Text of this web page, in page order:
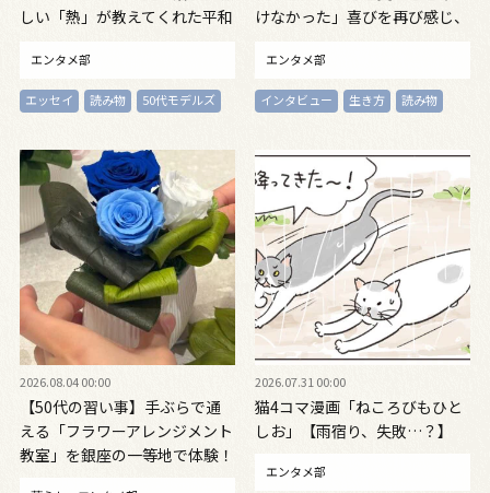
しい「熱」が教えてくれた平和
『やばっ！』～vol.47
エンタメ部
エッセイ 読み物 50代モデルズ
けなかった」喜びを再び感じ、
エンタメ部
インタビュー 生き方 読み物
2026.08.04 00:00
【50代の習い事】手ぶらで通
える「フラワーアレンジメント
教室」を銀座の一等地で体験！
2026.07.31 00:00
猫4コマ漫画「ねころびもひと
しお」【雨宿り、失敗…？】
エンタメ部